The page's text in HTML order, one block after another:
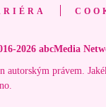
2026 abcMedia
autorským právem.